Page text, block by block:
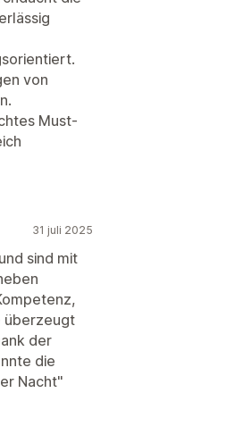
von
Must-
31 juli 2025
sind mit
überzeugt
der
die
Nacht"